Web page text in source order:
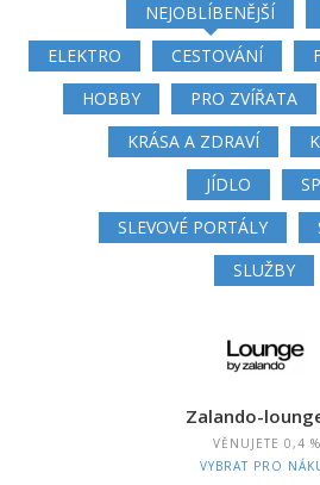
NEJOBLÍBENĚJŠÍ
ELEKTRO
CESTOVÁNÍ
HOBBY
PRO ZVÍŘATA
KRÁSA A ZDRAVÍ
JÍDLO
SLEVOVÉ PORTÁLY
SLUŽBY
Zalando-
VĚNUJETE 0,4 %
VYBRAT PRO